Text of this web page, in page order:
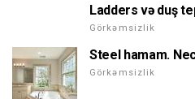
Ladders və duş
Görkəmsizlik
Steel hamam.
Görkəmsizlik